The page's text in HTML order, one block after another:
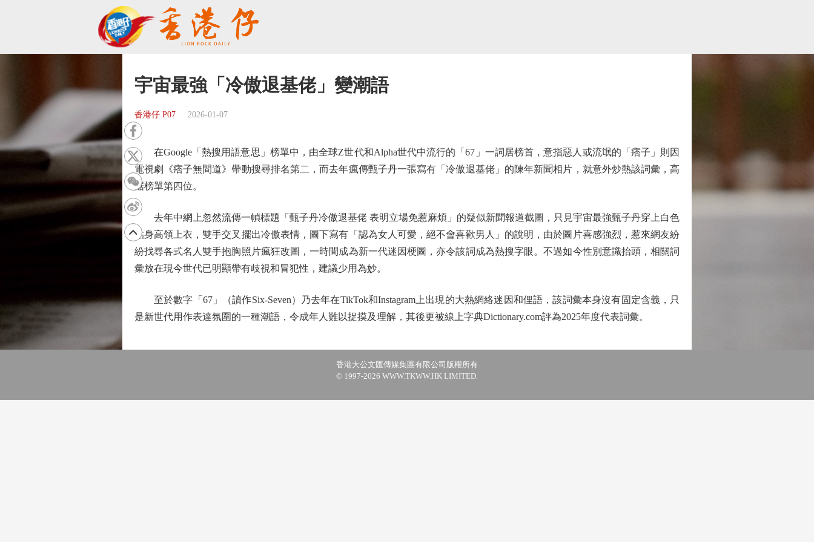
宇宙最強「冷傲退基佬」變潮語
香港仔 P07 2026-01-07
在Google「熱搜用語意思」榜單中，由全球Z世代和Alpha世代中流行的「67」一詞居榜首，意指惡人或流氓的「痞子」則因
電視劇《痞子無間道》帶動搜尋排名第二，而去年瘋傳甄子丹一張寫有「冷傲退基佬」的陳年新聞相片，就意外炒熱該詞彙，高
踞榜單第四位。
去年中網上忽然流傳一幀標題「甄子丹冷傲退基佬 表明立場免惹麻煩」的疑似新聞報道截圖，只見宇宙最強甄子丹穿上白色
貼身高領上衣，雙手交叉擺出冷傲表情，圖下寫有「認為女人可愛，絕不會喜歡男人」的說明，由於圖片喜感強烈，惹來網友紛
紛找尋各式名人雙手抱胸照片瘋狂改圖，一時間成為新一代迷因梗圖，亦令該詞成為熱搜字眼。不過如今性別意識抬頭，相關詞
彙放在現今世代已明顯帶有歧視和冒犯性，建議少用為妙。
至於數字「67」（讀作Six-Seven）乃去年在TikTok和Instagram上出現的大熱網絡迷因和俚語，該詞彙本身沒有固定含義，只
是新世代用作表達氛圍的一種潮語，令成年人難以捉摸及理解，其後更被線上字典Dictionary.com評為2025年度代表詞彙。
香港大公文匯傳媒集團有限公司版權所有
© 1997-2026 WWW.TKWW.HK LIMITED.